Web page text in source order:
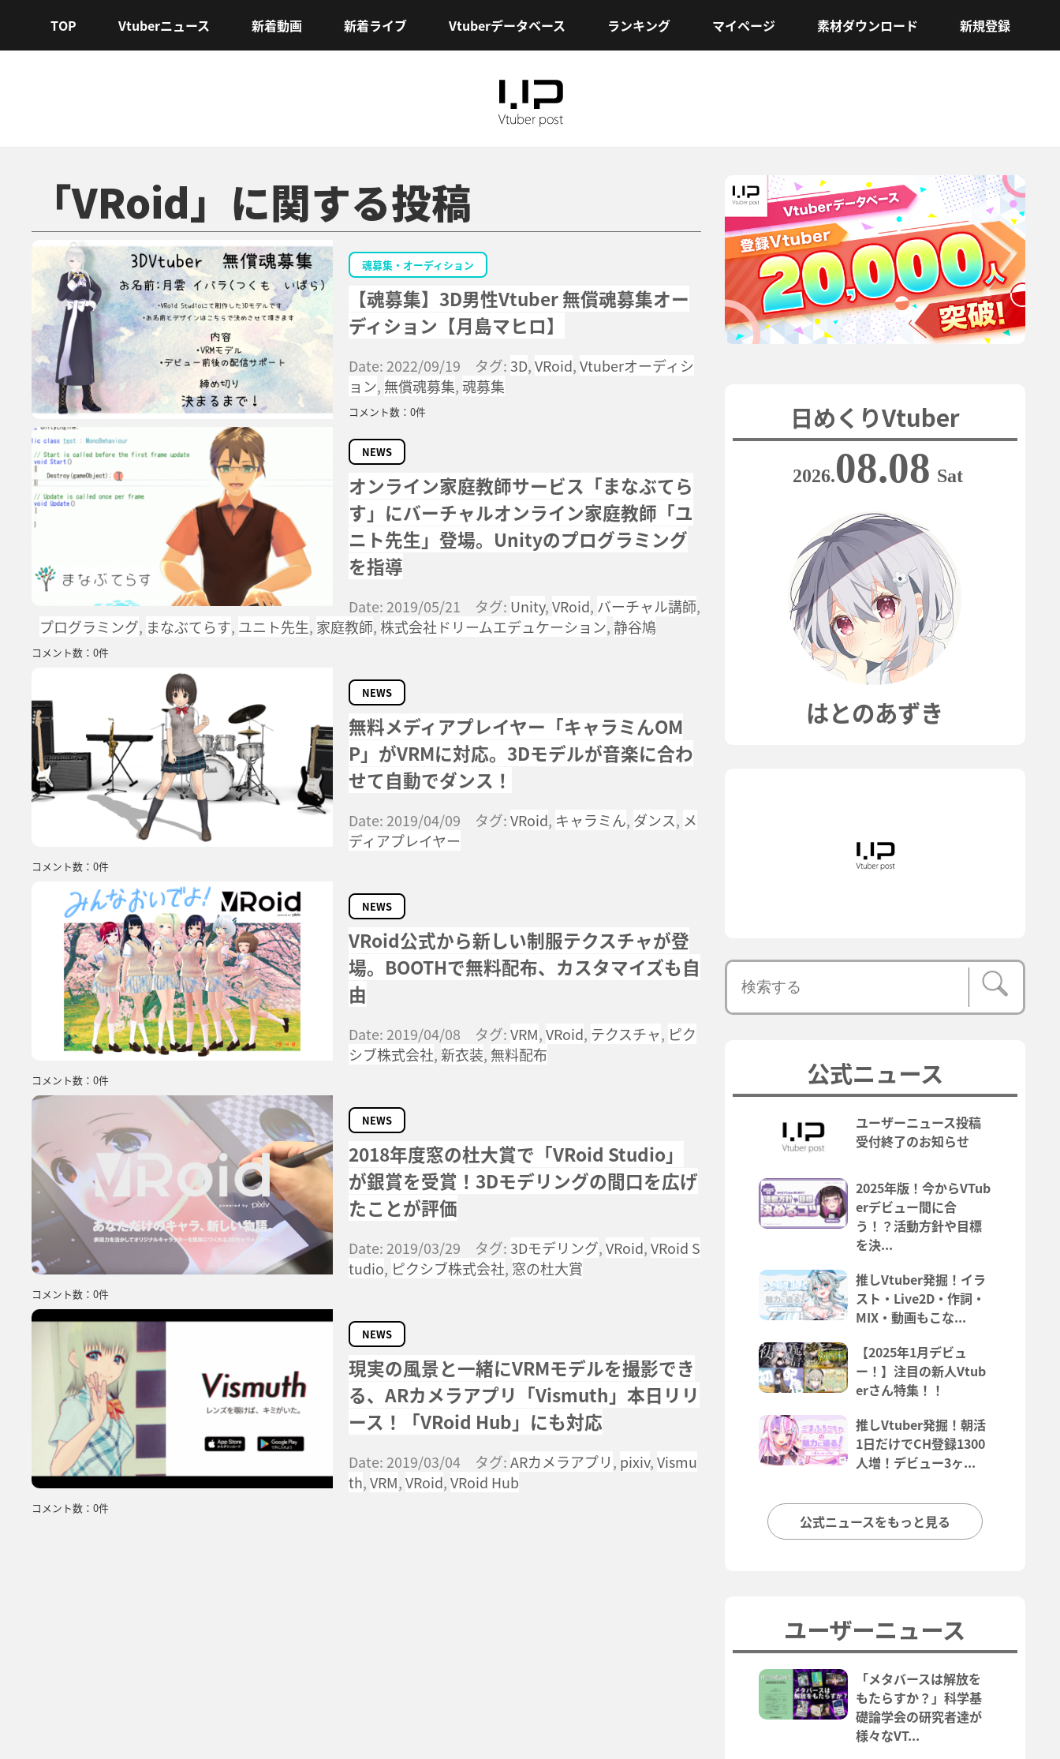
TOP Vtuberニュース 新着動画 新着ライブ Vtuberデータベース ランキング マイページ 素材ダウンロード 新規登録
「VRoid」に関する投稿
魂募集・オーディション
【魂募集】3D男性Vtuber 無償魂募集オー
ディション【月島マヒロ】
Date: 2022/09/19 タグ:3D,VRoid,Vtuberオーディシ
ョン, 無償魂募集,魂募集
コメント数：0件
NEWS
オンライン家庭教師サービス「まなぶてら
す」にバーチャルオンライン家庭教師「ユ
ニト先生」登場。Unityのプログラミング
を指導
Date: 2019/05/21 タグ: Unity,VRoid, バーチャル講師,
プログラミング, まなぶてらす, ユニト先生, 家庭教師,株式会社ドリームエデュケーション,静谷鳩
コメント数：0件
NEWS
無料メディアプレイヤー「キャラミんOM
P」がVRMに対応。3Dモデルが音楽に合わ
せて自動でダンス！
Date: 2019/04/09 タグ:VRoid, キャラミん, ダンス, メ
ディアプレイヤー
コメント数：0件
NEWS
VRoid公式から新しい制服テクスチャが登
場。BOOTHで無料配布、カスタマイズも自
由
Date: 2019/04/08 タグ:VRM,VRoid, テクスチャ, ピク
シブ株式会社,新衣装, 無料配布
コメント数：0件
NEWS
2018年度窓の杜大賞で「VRoid Studio」
が銀賞を受賞！3Dモデリングの間口を広げ
たことが評価
Date: 2019/03/29 タグ:3Dモデリング,VRoid,VRoid S
tudio, ピクシブ株式会社, 窓の杜大賞
コメント数：0件
NEWS
現実の風景と一緒にVRMモデルを撮影でき
る、ARカメラアプリ「Vismuth」本日リリ
ース！「VRoid Hub」にも対応
Date: 2019/03/04 タグ:ARカメラアプリ, pixiv,Vismu
th,VRM,VRoid,VRoid Hub
コメント数：0件
日めくりVtuber
2026.08.08 Sat
はとのあずき
公式ニュース
ユーザーニュース投稿
受付終了のお知らせ
2025年版！今からVTub
erデビュー間に合
う！？活動方針や目標
を決...
推しVtuber発掘！イラ
スト・Live2D・作詞・
MIX・動画もこな...
【2025年1月デビュ
ー！】注目の新人Vtub
erさん特集！！
推しVtuber発掘！朝活
1日だけでCH登録1300
人増！デビュー3ヶ...
公式ニュースをもっと見る
ユーザーニュース
「メタバースは解放を
もたらすか？」科学基
礎論学会の研究者達が
様々なVT...